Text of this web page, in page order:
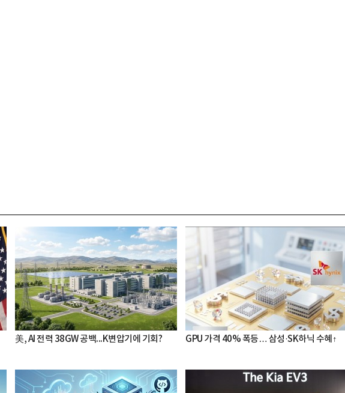
美, AI 전력 38GW 공백...K변압기에 기회? GPU 가격 40% 폭등… 삼성·SK하닉 수혜↑